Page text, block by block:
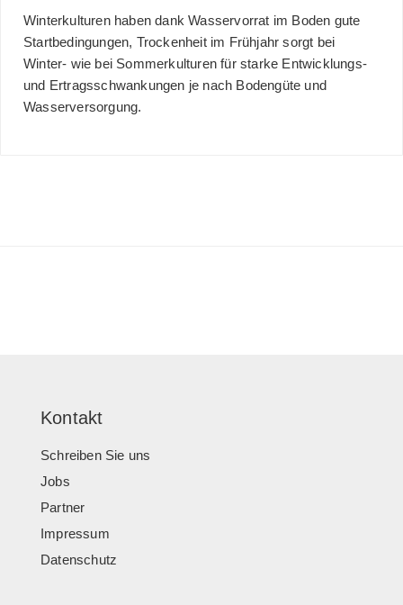
Winterkulturen haben dank Wasservorrat im Boden gute
Startbedingungen, Trockenheit im Frühjahr sorgt bei
Winter- wie bei Sommerkulturen für starke Entwicklungs-
und Ertragsschwankungen je nach Bodengüte und
Wasserversorgung.
Kontakt
Schreiben Sie uns
Jobs
Partner
Impressum
Datenschutz